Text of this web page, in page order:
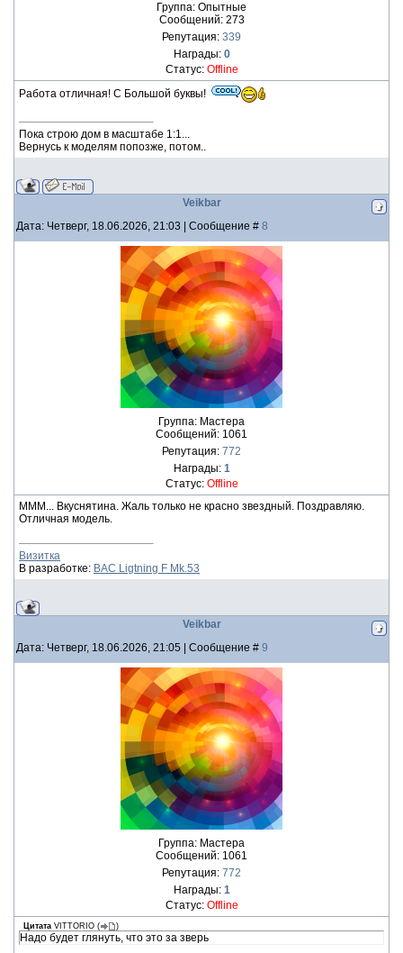
Группа: Опытные
Сообщений: 273
Репутация: 339
Награды: 0
Статус: Offline
Работа отличная! С Большой буквы!
Пока строю дом в масштабе 1:1...
Вернусь к моделям попозже, потом..
Veikbar
Дата: Четверг, 18.06.2026, 21:03 | Сообщение # 8
Группа: Мастера
Сообщений: 1061
Репутация: 772
Награды: 1
Статус: Offline
МММ... Вкуснятина. Жаль только не красно звездный. Поздравляю.
Отличная модель.
Визитка
В разработке: BAC Ligtning F Mk.53
Veikbar
Дата: Четверг, 18.06.2026, 21:05 | Сообщение # 9
Группа: Мастера
Сообщений: 1061
Репутация: 772
Награды: 1
Статус: Offline
Цитата VITTORIO ( )
Надо будет глянуть, что это за зверь